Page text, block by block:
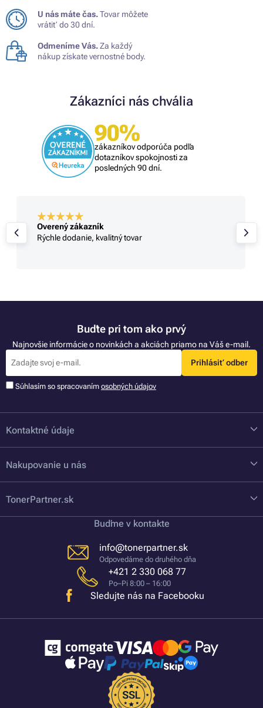
U nás máte čas.Tovar môžete
vrátiť do 30 dní.
Odmeníme Vás.Za každý
nákup získate vernostné body.
Zákazníci nás chvália
90%
zákazníkov odporúča podľa
dotazníkov spokojnosti za
posledných 90 dní.
Overený zákazník
Rýchle dodanie, kvalitný tovar
Buďte pri tom ako prvý
Najnovšie informácie o novinkách a akciách priamo na Váš e-mail.
Prihlásiť odber
Súhlasím so spracovaním osobných údajov
Kontaktné údaje
Nakupovanie u nás
TonerPartner.sk
Buďme v kontakte
info@tonerpartner.sk
Odpovedáme do druhého dňa
+421 2 330 068 77
Po–Pi 8:00 – 16:00
Sledujte nás na Facebooku